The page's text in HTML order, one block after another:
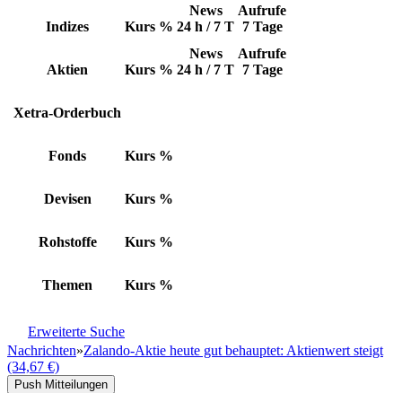
Indizes Kurs %
News
24 h / 7 T
Aufrufe
7 Tage
Aktien Kurs %
News
24 h / 7 T
Aufrufe
7 Tage
Xetra-Orderbuch
Fonds Kurs %
Devisen Kurs %
Rohstoffe Kurs %
Themen Kurs %
Erweiterte Suche
Nachrichten»Zalando-Aktie heute gut behauptet: Aktienwert steigt
(34,67 €)
Push Mitteilungen